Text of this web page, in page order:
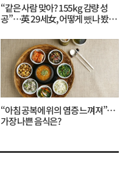
“같은 사람 맞아? 155kg 감량 성
공”…英 29세女, 어떻게 뺐나 봤더
“아침 공복에 위의 염증 느껴져”…
가장 나쁜 음식은?